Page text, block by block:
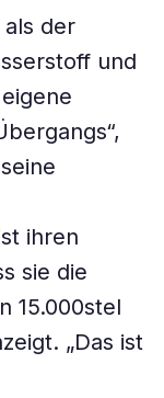
der
und
ihren
sie die
15.000stel
„Das ist